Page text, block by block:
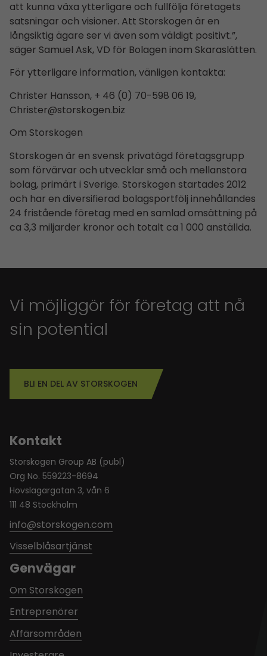
att kunna växa ytterligare och fullfölja företagets
satsningar och visioner. Att Storskogen är en
långsiktig ägare ser vi även som väldigt positivt.”,
säger Samuel Ask, VD för Bolagen inom Skaraslätten.
För ytterligare information, vänligen kontakta:
Christer Hansson, + 46 (0) 70-598 06 19,
Christer@storskogen.biz
Om Storskogen
Storskogen är en svensk privatägd företagsgrupp
som förvärvar och utvecklar små och mellanstora
bolag, primärt i Sverige. Storskogen startades 2012
och har en diversifierad bolagsportfölj innehållandes
24 fristående företag med en samlad omsättning på
ca 3,3 miljarder kronor och totalt ca 1 000 anställda.
Vi möjliggör för företag att nå
sin potential
BLI EN DEL AV STORSKOGEN
Kontakt
Storskogen Group AB (publ)
Org No. 559223-8694
Hovslagargatan 3, vån 6
111 48 Stockholm
info@storskogen.com
Visselblåsartjänst
Genvägar
Om Storskogen
Entreprenörer
Affärsområden